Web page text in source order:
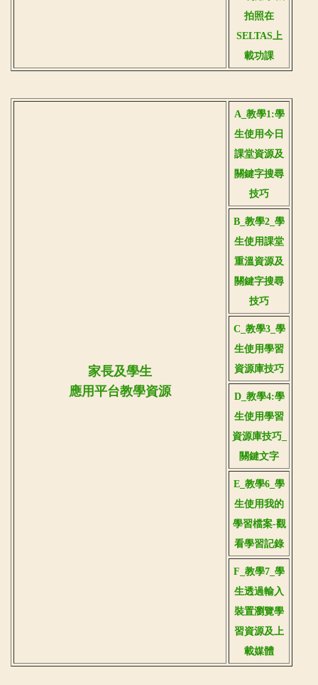
拍照在
SELTAS上
載功課
家長及學生
應用平台教學資源
A_教學1:學
生使用今日
課堂資源及
關鍵字搜尋
技巧
B_教學2_學
生使用課堂
重溫資源及
關鍵字搜尋
技巧
C_教學3_學
生使用學習
資源庫技巧
D_教學4:學
生使用學習
資源庫技巧_
關鍵文字
E_教學6_學
生使用我的
學習檔案-觀
看學習記錄
F_教學7_學
生透過輸入
裝置瀏覽學
習資源及上
載媒體